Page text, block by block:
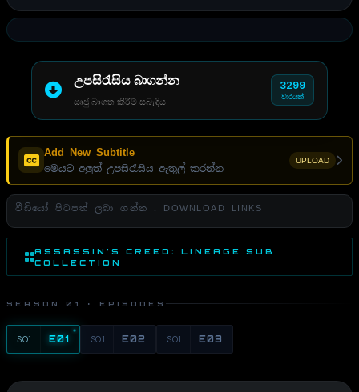
උපසිරැසිය බාගන්න
සෘජු බාගත කිරීම් සබැඳිය
3299
වාරයක්
Add New Subtitle
මෙයට අලුත් උපසිරැසිය ඇතුල් කරන්න
UPLOAD
වීඩියෝ පිටපත් ලබා ගන්න . DOWNLOAD LINKS
ASSASSIN’S CREED: LINEAGE SUB
COLLECTION
SEASON 01 · EPISODES
S01 E01 S01 E02 S01 E03